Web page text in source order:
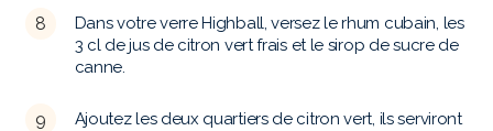
Dans votre verre Highball, versez le rhum cubain, les
3 cl de jus de citron vert frais et le sirop de sucre de
canne.
Ajoutez les deux quartiers de citron vert, ils serviront